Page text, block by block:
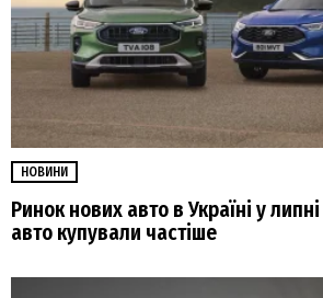
НОВИНИ
Ринок нових авто в Україні у
авто купували частіше